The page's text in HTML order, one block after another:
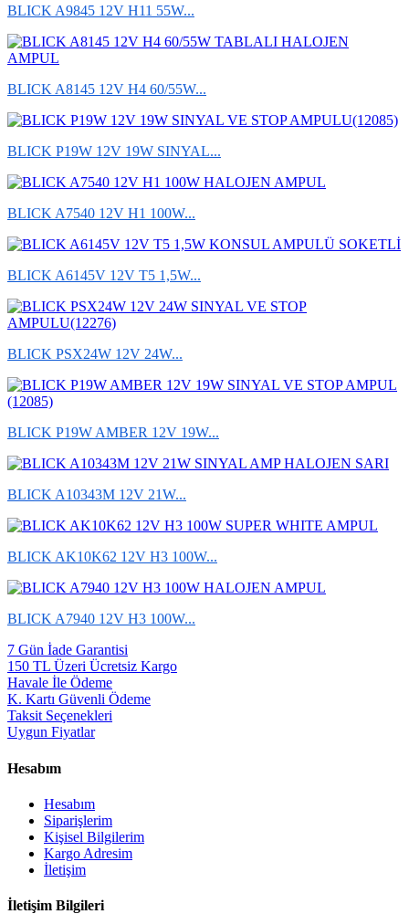
BLICK A9845 12V H11 55W...
BLICK A8145 12V H4 60/55W...
BLICK P19W 12V 19W SINYAL...
BLICK A7540 12V H1 100W...
BLICK A6145V 12V T5 1,5W...
BLICK PSX24W 12V 24W...
BLICK P19W AMBER 12V 19W...
BLICK A10343M 12V 21W...
BLICK AK10K62 12V H3 100W...
BLICK A7940 12V H3 100W...
7 Gün İade Garantisi
150 TL Üzeri Ücretsiz Kargo
Havale İle Ödeme
K. Kartı Güvenli Ödeme
Taksit Seçenekleri
Uygun Fiyatlar
Hesabım
Hesabım
Siparişlerim
Kişisel Bilgilerim
Kargo Adresim
İletişim
İletişim Bilgileri